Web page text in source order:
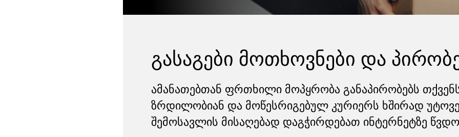
გასაგები მოთხოვნები და
ამანათებთან ფრთხილი მოპყრობა განაპირობებს
ზრდილობიან და მოწესრიგებულ კურიერს ხშირად
შემოსავლის მისაღებად დაგჭირდებათ ინტერნეტზე